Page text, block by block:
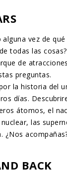
alguna vez de
todas las
de
preguntas.
la historia del
días.
átomos, el
las
¿Nos
BACK